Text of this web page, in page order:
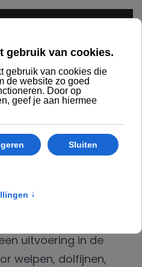
ACTIVITEITEN
uitvoering in de
welpen, dolfijnen,